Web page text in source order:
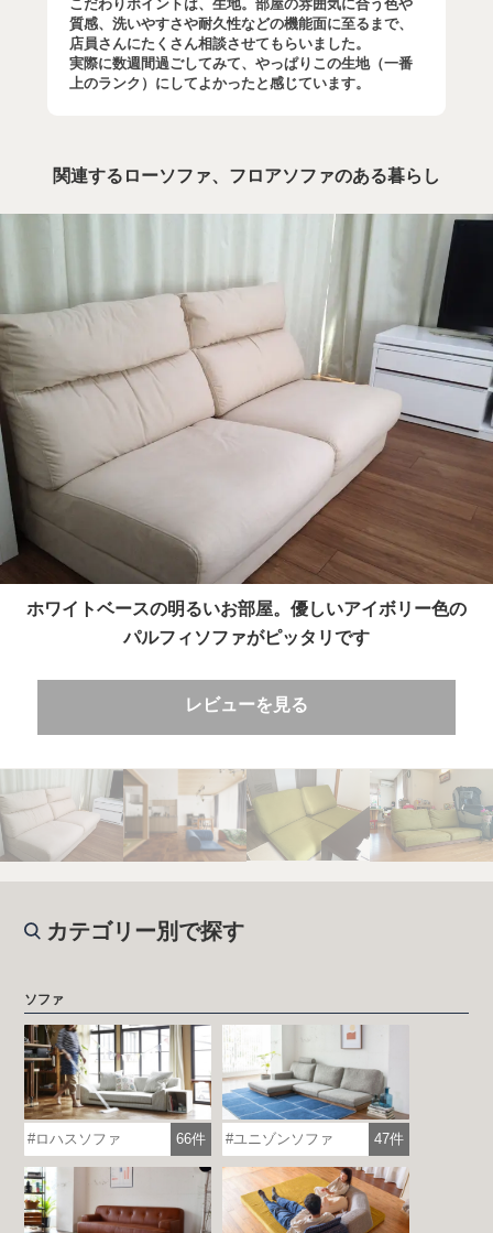
こだわりポイントは、生地。部屋の雰囲気に合う色や
質感、洗いやすさや耐久性などの機能面に至るまで、
店員さんにたくさん相談させてもらいました。
実際に数週間過ごしてみて、やっぱりこの生地（一番
上のランク）にしてよかったと感じています。
関連するローソファ、フロアソファのある暮らし
ホワイトベースの明るいお部屋。優しいアイボリー色の
パルフィソファがピッタリです
レビューを見る
カテゴリー別で探す
ソファ
ロハスソファ 66件 ユニゾンソファ 47件